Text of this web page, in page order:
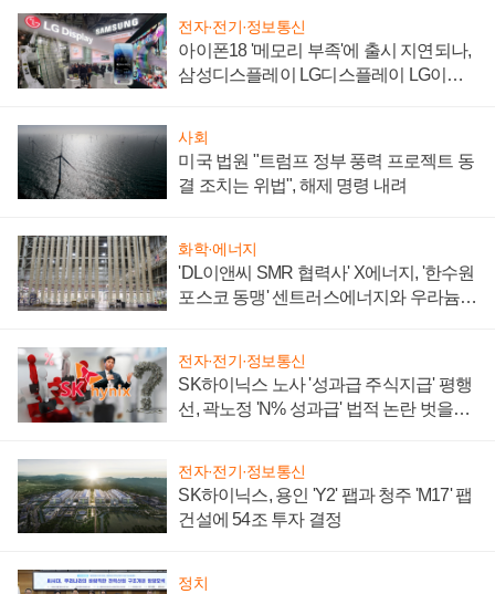
전자·전기·정보통신
아이폰18 '메모리 부족'에 출시 지연되나,
삼성디스플레이 LG디스플레이 LG이노
사회
미국 법원 "트럼프 정부 풍력 프로젝트 동
결 조치는 위법", 해제 명령 내려
화학·에너지
'DL이앤씨 SMR 협력사' X에너지, '한수원
포스코 동맹' 센트러스에너지와 우라늄
전자·전기·정보통신
SK하이닉스 노사 '성과급 주식지급' 평행
선, 곽노정 'N% 성과급' 법적 논란 벗을지
전자·전기·정보통신
SK하이닉스, 용인 'Y2' 팹과 청주 'M17' 팹
건설에 54조 투자 결정
정치